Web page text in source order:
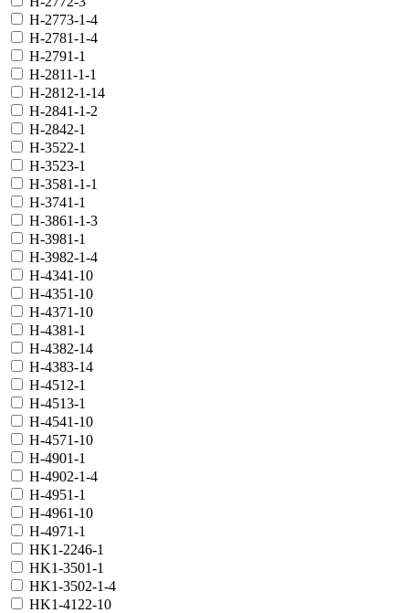
H-2773-1-4
H-2781-1-4
H-2791-1
H-2811-1-1
H-2812-1-14
H-2841-1-2
H-2842-1
H-3522-1
H-3523-1
H-3581-1-1
H-3741-1
H-3861-1-3
H-3981-1
H-3982-1-4
H-4341-10
H-4351-10
H-4371-10
H-4381-1
H-4382-14
H-4383-14
H-4512-1
H-4513-1
H-4541-10
H-4571-10
H-4901-1
H-4902-1-4
H-4951-1
H-4961-10
H-4971-1
HK1-2246-1
HK1-3501-1
HK1-3502-1-4
HK1-4122-10